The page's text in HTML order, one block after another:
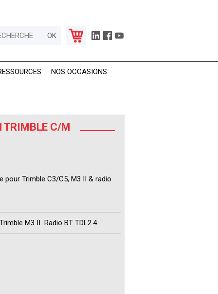
NOS OCCASIONS
TRIMBLE C/M
pour Trimble C3/C5, M3 II & radio
M3 II Radio BT TDL2.4